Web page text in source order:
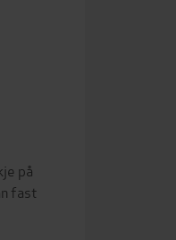
på
fast